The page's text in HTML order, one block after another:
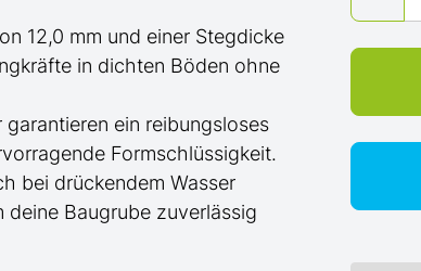
12,0 mm und einer Stegdicke
in dichten Böden ohne
ein reibungsloses
Formschlüssigkeit.
bei drückendem Wasser
Baugrube zuverlässig